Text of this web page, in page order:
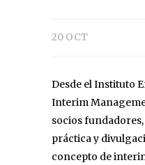
20 OCT
Desde el Instituto
Interim
socios
práctica y
concepto de